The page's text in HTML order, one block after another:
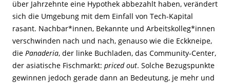
über Jahrzehnte eine Hypothek abbezahlt haben, verändert
sich die Umgebung mit dem Einfall von Tech-Kapital
rasant. Nachbar*innen, Bekannte und Arbeitskolleg*innen
verschwinden nach und nach, genauso wie die Eckkneipe,
die Panaderia, der linke Buchladen, das Community-Center,
der asiatische Fischmarkt: priced out. Solche Bezugspunkte
gewinnen jedoch gerade dann an Bedeutung, je mehr und